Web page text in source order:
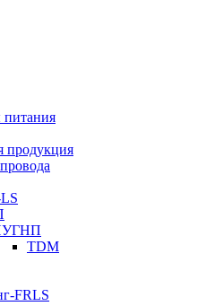
питания
продукция
TDM
FRLS